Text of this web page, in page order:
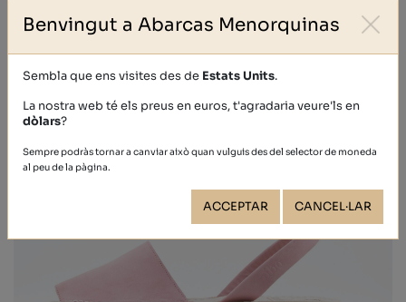
Benvingut a Abarcas Menorquinas
Sembla que ens visites des de Estats Units.
La nostra web té els preus en euros, t'agradaria veure'ls en
dòlars?
Sempre podràs tornar a canviar això quan vulguis des del selector de moneda
al peu de la pàgina.
ACCEPTAR CANCEL·LAR